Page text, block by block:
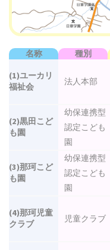
名称 種別
(1)ユーカリ
福祉会
法人本部
(2)黒田こど
も園
幼保連携型
認定こども
園
(3)那珂こど
も園
幼保連携型
認定こども
園
(4)那珂児童
クラブ
児童クラブ